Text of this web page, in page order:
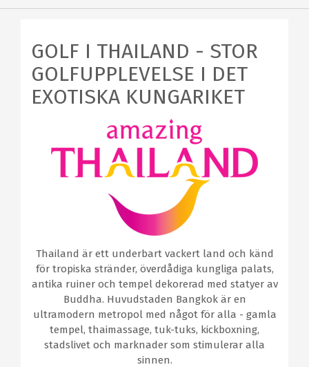
GOLF I THAILAND - STOR
GOLFUPPLEVELSE I DET
EXOTISKA KUNGARIKET
Thailand är ett underbart vackert land och känd
för tropiska stränder, överdådiga kungliga palats,
antika ruiner och tempel dekorerad med statyer av
Buddha. Huvudstaden Bangkok är en
ultramodern metropol med något för alla - gamla
tempel, thaimassage, tuk-tuks, kickboxning,
stadslivet och marknader som stimulerar alla
sinnen.